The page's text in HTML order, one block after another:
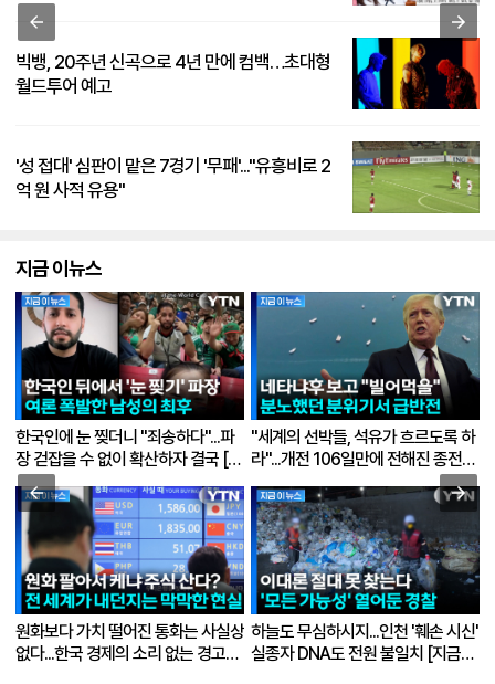
빅뱅, 20주년 신곡으로 4년 만에 컴백…초대형
월드투어 예고
'성 접대' 심판이 맡은 7경기 '무패'..."유흥비로 2
억 원 사적 유용"
지금 이뉴스
한국인에 눈 찢더니 "죄송하다"...파
장 걷잡을 수 없이 확산하자 결국 [지
금이뉴스]
"세계의 선박들, 석유가 흐르도록 하
라"...개전 106일만에 전해진 종전합
원화보다 가치 떨어진 통화는 사실상
없다...한국 경제의 소리 없는 경고
하늘도 무심하시지...인천 '훼손 시신'
실종자 DNA도 전원 불일치 [지금이